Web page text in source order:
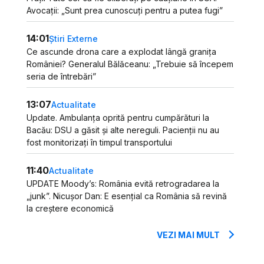
Avocații: „Sunt prea cunoscuți pentru a putea fugi”
14:01Știri Externe
Ce ascunde drona care a explodat lângă granița
României? Generalul Bălăceanu: „Trebuie să începem
seria de întrebări”
13:07Actualitate
Update. Ambulanța oprită pentru cumpărături la
Bacău: DSU a găsit și alte nereguli. Pacienții nu au
fost monitorizați în timpul transportului
11:40Actualitate
UPDATE Moody’s: România evită retrogradarea la
„junk”. Nicușor Dan: E esențial ca România să revină
la creștere economică
VEZI MAI MULT